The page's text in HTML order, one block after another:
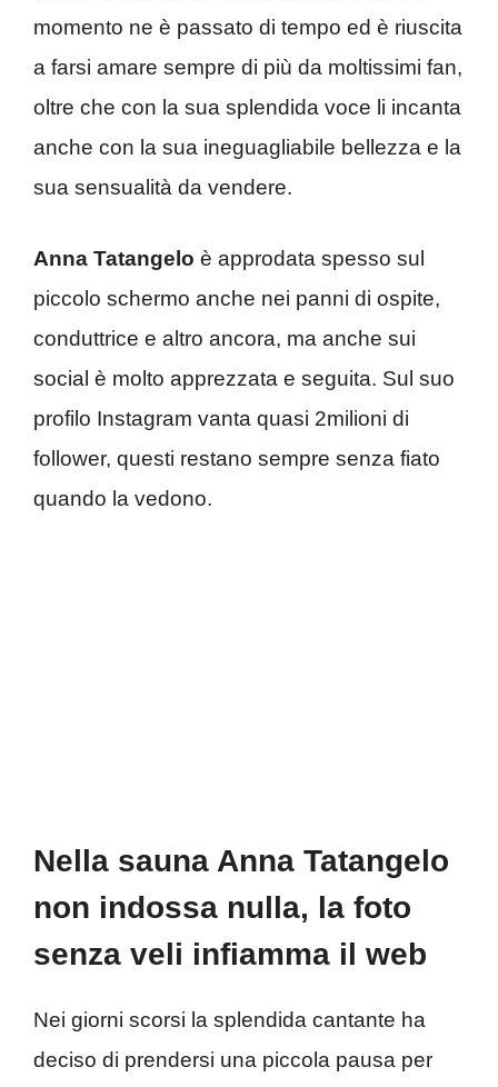
momento ne è passato di tempo ed è riuscita
a farsi amare sempre di più da moltissimi fan,
oltre che con la sua splendida voce li incanta
anche con la sua ineguagliabile bellezza e la
sua sensualità da vendere.
Anna Tatangelo è approdata spesso sul
piccolo schermo anche nei panni di ospite,
conduttrice e altro ancora, ma anche sui
social è molto apprezzata e seguita. Sul suo
profilo Instagram vanta quasi 2milioni di
follower, questi restano sempre senza fiato
quando la vedono.
Nella sauna Anna Tatangelo
non indossa nulla, la foto
senza veli infiamma il web
Nei giorni scorsi la splendida cantante ha
deciso di prendersi una piccola pausa per